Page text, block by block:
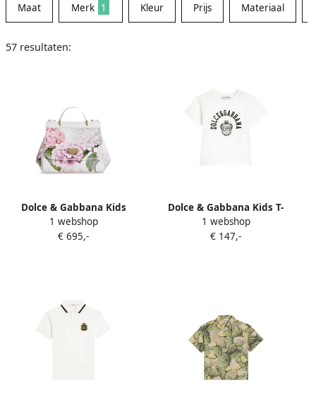
Maat Merk 1 Kleur Prijs Materiaal
57 resultaten:
Dolce & Gabbana Kids
Dauphine Sicily handtas
van kalfsleer met bloe print
1 webshop
€ 695,-
Dolce & Gabbana Kids T-
shirt met grafische print
Wit
1 webshop
€ 147,-